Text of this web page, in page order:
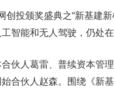
投颁奖盛典之“新基建
智能和无人驾驶，仍处
伙人葛雷、普续资本管
合伙人赵森。围绕《新